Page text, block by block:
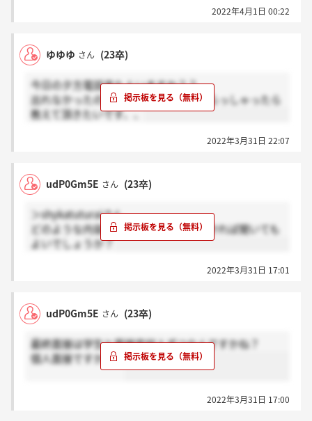
2022年4月1日 00:22
ゆゆゆ さん (23卒)
今日の夕方電話来た人いますか？？
出れなかったのでもし内容わかる方いらっしゃったら
教えて頂きたいです、、
2022年3月31日 22:07
udP0Gm5E さん (23卒)
＞shykatuturaiさん
どのような内容の質問されたかよろしければ聞いても
よいでしょうか？
2022年3月31日 17:01
udP0Gm5E さん (23卒)
最終面接は学生と面接官何人ずつなんですかね？
個人面接ですかね？
2022年3月31日 17:00